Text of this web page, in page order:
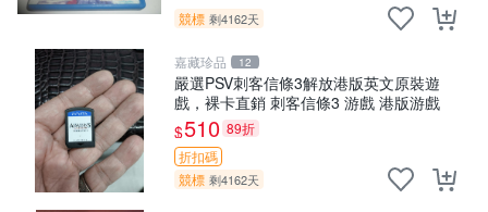
競標 剩4162天
嘉藏珍品 12
嚴選PSV刺客信條3解放港版英文原裝遊
戲，裸卡直銷 刺客信條3 游戲 港版游戲
$510 89折
折扣碼
競標 剩4162天